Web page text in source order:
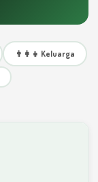
👨‍👩‍👧 Keluarga